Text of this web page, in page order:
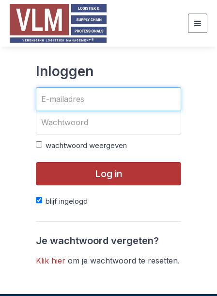
Inloggen
wachtwoord weergeven
Log in
blijf ingelogd
Je wachtwoord vergeten?
Klik hier om je wachtwoord te resetten.